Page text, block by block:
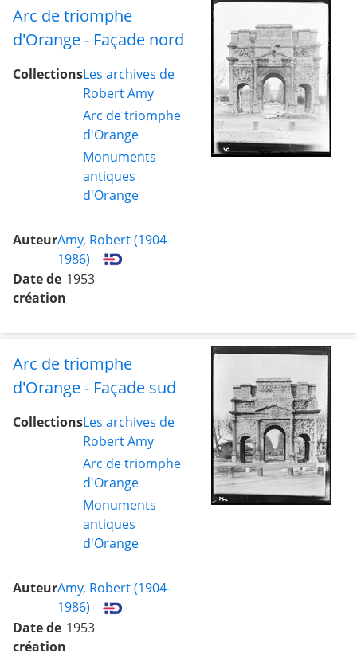
Arc de triomphe
d'Orange - Façade nord
CollectionsLes archives de
Robert Amy
Arc de triomphe
d'Orange
Monuments
antiques
d'Orange
AuteurAmy, Robert (1904-
1986)
Date de
création
1953
Arc de triomphe
d'Orange - Façade sud
CollectionsLes archives de
Robert Amy
Arc de triomphe
d'Orange
Monuments
antiques
d'Orange
AuteurAmy, Robert (1904-
1986)
Date de
création
1953